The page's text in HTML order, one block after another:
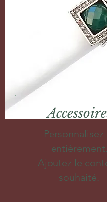
entièrement.
Ajoutez le
souhaité.